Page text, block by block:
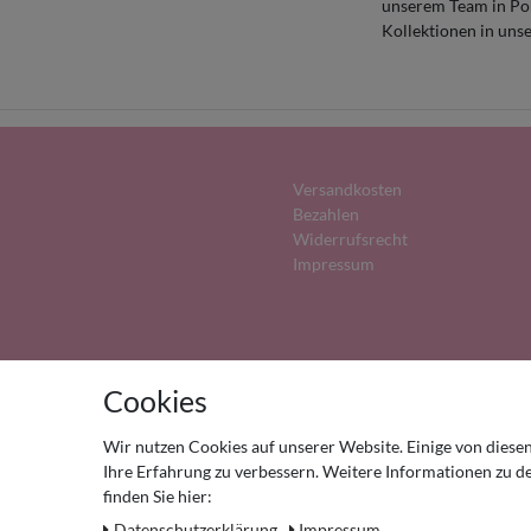
unserem Team in
Kollektionen in
Versandkosten
Bezahlen
Widerrufs­recht
Impressum
** gilt für Lieferungen
Cookies
Wir nutzen Cookies auf unserer Website. Einige von
Ihre Erfahrung zu verbessern. Weitere Informationen zu
finden Sie hier: